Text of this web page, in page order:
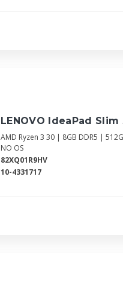
LENOVO IdeaPad
AMD Ryzen 3 30 | 8GB DDR5 |
NO OS
82XQ01R9HV
10-4331717